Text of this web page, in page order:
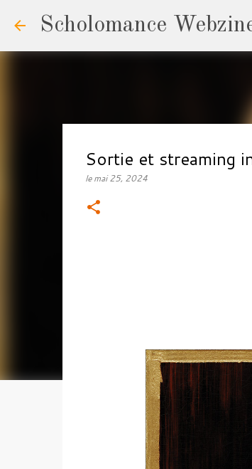
Scholomance
Sortie et streaming
lemai 25, 2024